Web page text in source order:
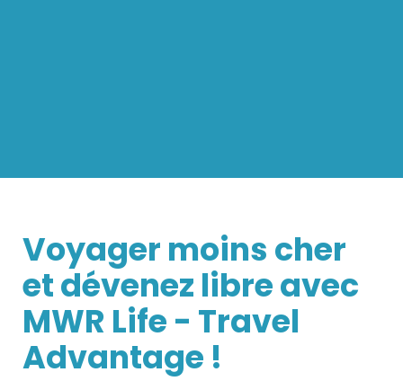
Voyager moins cher
et dévenez libre avec
MWR Life - Travel
Advantage !